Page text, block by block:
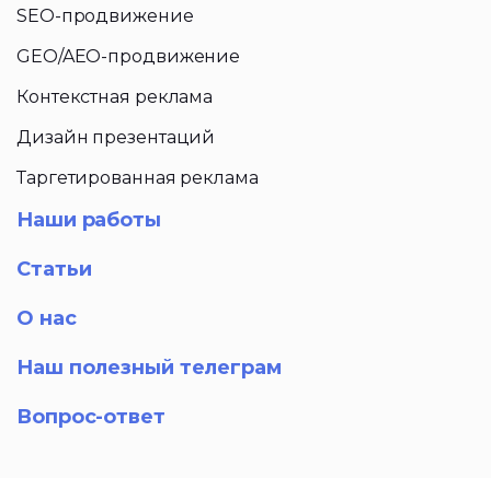
SEO-продвижение
GEO/AEO-продвижение
Контекстная реклама
Дизайн презентаций
Таргетированная реклама
Наши работы
Статьи
О нас
Наш полезный телеграм
Вопрос-ответ